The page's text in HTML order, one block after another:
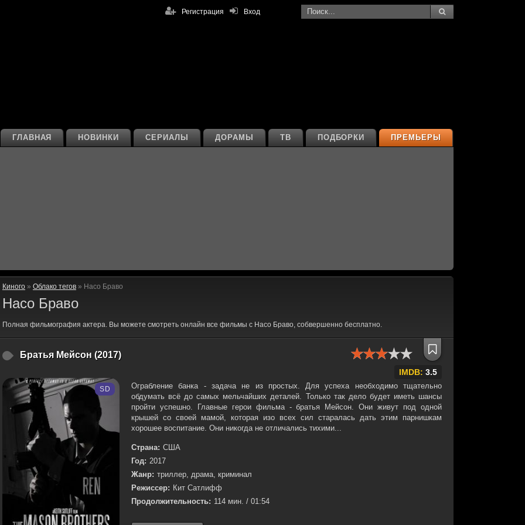
Вход
Регистрация
ПРЕМЬЕРЫ
ПОДБОРКИ
ТВ
ДОРАМЫ
СЕРИАЛЫ
НОВИНКИ
ГЛАВНАЯ
Киного » Облако тегов » Насо Браво
Насо Браво
Полная фильмография актера. Вы можете смотреть онлайн все фильмы с Насо Браво, собвершенно бесплатно.
Братья Мейсон (2017)
IMDB: 3.5
SD
Ограбление банка - задача не из простых. Для успеха необходимо тщательно
обдумать всё до самых мельчайших деталей. Только так дело будет иметь шансы
пройти успешно. Главные герои фильма - братья Мейсон. Они живут под одной
крышей со своей мамой, которая изо всех сил старалась дать этим парнишкам
хорошее воспитание. Они никогда не отличались тихими...
Страна: США
Год: 2017
Жанр: триллер, драма, криминал
Режиссер: Кит Сатлифф
Продолжительность: 114 мин. / 01:54